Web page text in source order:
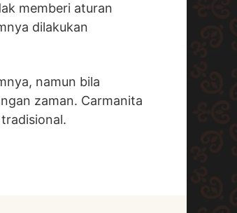
memberi aturan
dilakukan
namun bila
zaman. Carmanita